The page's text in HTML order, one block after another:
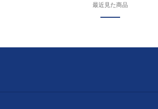
最近見た商品